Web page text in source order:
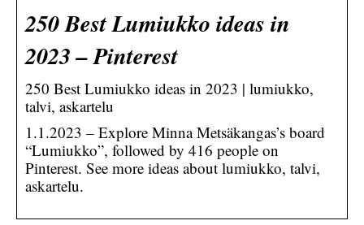
250 Best Lumiukko ideas in
2023 – Pinterest
250 Best Lumiukko ideas in 2023 | lumiukko,
talvi, askartelu
1.1.2023 – Explore Minna Metsäkangas’s board
“Lumiukko”, followed by 416 people on
Pinterest. See more ideas about lumiukko, talvi,
askartelu.